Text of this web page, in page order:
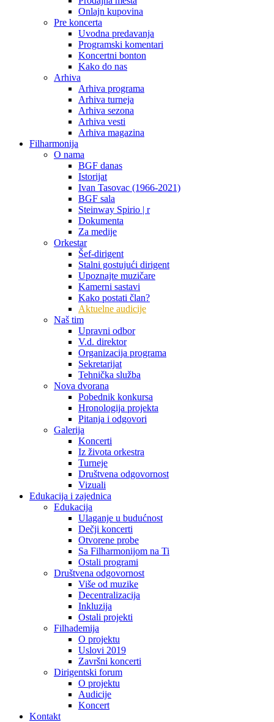
Onlajn kupovina
Pre koncerta
Uvodna predavanja
Programski komentari
Koncertni bonton
Kako do nas
Arhiva
Arhiva programa
Arhiva turneja
Arhiva sezona
Arhiva vesti
Arhiva magazina
Filharmonija
O nama
BGF danas
Istorijat
Ivan Tasovac (1966-2021)
BGF sala
Steinway Spirio | r
Dokumenta
Za medije
Orkestar
Šef-dirigent
Stalni gostujući dirigent
Upoznajte muzičare
Kamerni sastavi
Kako postati član?
Aktuelne audicije
Naš tim
Upravni odbor
V.d. direktor
Organizacija programa
Sekretarijat
Tehnička služba
Nova dvorana
Pobednik konkursa
Hronologija projekta
Pitanja i odgovori
Galerija
Koncerti
Iz života orkestra
Turneje
Društvena odgovornost
Vizuali
Edukacija i zajednica
Edukacija
Ulaganje u budućnost
Dečji koncerti
Otvorene probe
Sa Filharmonijom na Ti
Ostali programi
Društvena odgovornost
Više od muzike
Decentralizacija
Inkluzija
Ostali projekti
Filhademija
O projektu
Uslovi 2019
Završni koncerti
Dirigentski forum
O projektu
Audicije
Koncert
Kontakt